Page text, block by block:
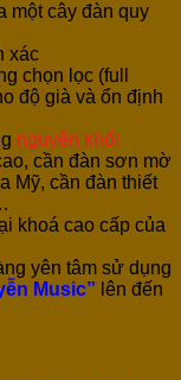
một cây đàn quy
xác
chọn lọc (full
độ già và ổn định
nguyên khối
cần đàn sơn mờ
Mỹ, cần đàn thiết
khoá cao cấp của
yên tâm sử dụng
Music” lên đến